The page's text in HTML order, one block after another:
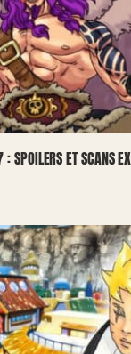
SPOILERS ET SCANS